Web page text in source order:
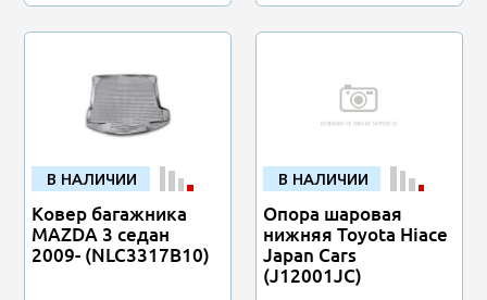
В НАЛИЧИИ
Ковер багажника
MAZDA 3 седан
2009- (NLC3317B10)
В НАЛИЧИИ
Опора шаровая
нижняя Toyota Hiace
Japan Cars
(J12001JC)